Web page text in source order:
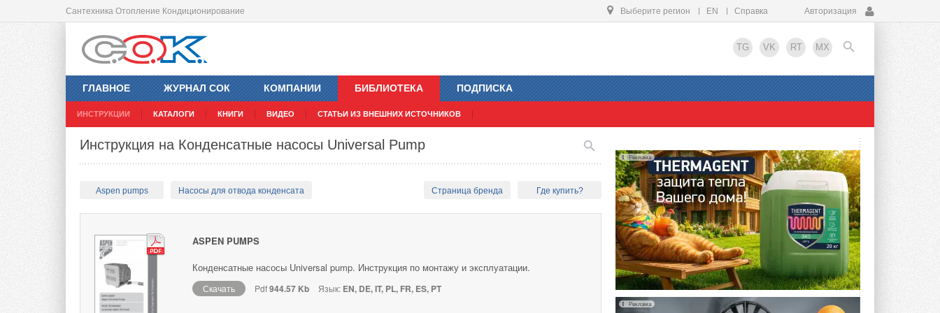
Сантехника Отопление Кондиционирование Выберите регион EN Справка Авторизация
TG VK RT MX
ГЛАВНОЕ ЖУРНАЛ СОК КОМПАНИИ БИБЛИОТЕКА
ИНСТРУКЦИИ КАТАЛОГИ КНИГИ ВИДЕО СТАТЬИ ИЗ ВНЕШНИХ ИСТОЧНИКОВ
ПОДПИСКА
EN
Инструкция на Конденсатные насосы Universal Рump
Aspen pumps Насосы для отвода конденсата Страница бренда Где купить?
ASPEN PUMPS
Конденсатные насосы Universal pump. Инструкция по монтажу и эксплуатации.
Скачать Pdf944.57 Kb Язык: EN, DE, IT, PL, FR, ES, PT
Реклама
Реклама